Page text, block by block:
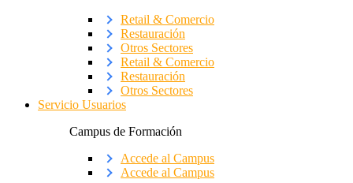
Retail & Comercio
Restauración
Otros Sectores
Retail & Comercio
Restauración
Otros Sectores
Servicio Usuarios
Campus de Formación
Accede al Campus
Accede al Campus